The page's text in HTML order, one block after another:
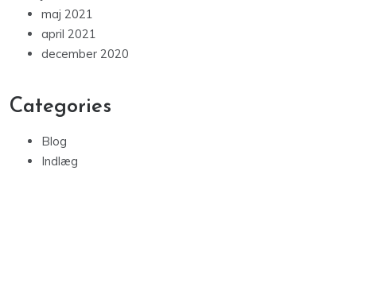
maj 2021
april 2021
december 2020
Categories
Blog
Indlæg